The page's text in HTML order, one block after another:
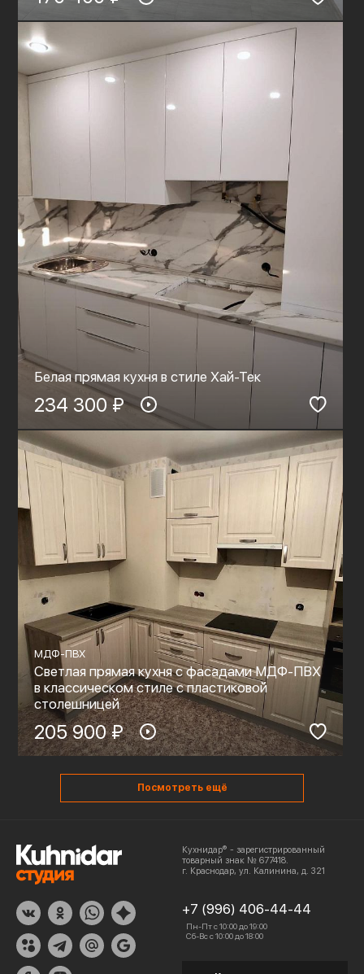
Белая прямая кухня в стиле Хай-Тек
234 300 ₽
МДФ-ПВХ
Светлая прямая кухня с фасадами МДФ-ПВХ
в классическом стиле с пластиковой
столешницей
205 900 ₽
Посмотреть ещё
Кухнидар® - зарегистрированный
товарный знак № 677418.
г. Краснодар, ул. Калинина, д. 321
+7 (996) 406-44-44
Пн-Пт с 10:00 до 19:00
Сб-Вс с 10:00 до 18:00